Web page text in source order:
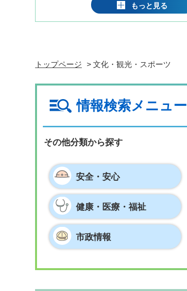
もっと見る
トップページ > 文化・観光・スポーツ
情報検索メニュー
その他分類から探す
安全・安心
健康・医療・ 福祉
市政情報